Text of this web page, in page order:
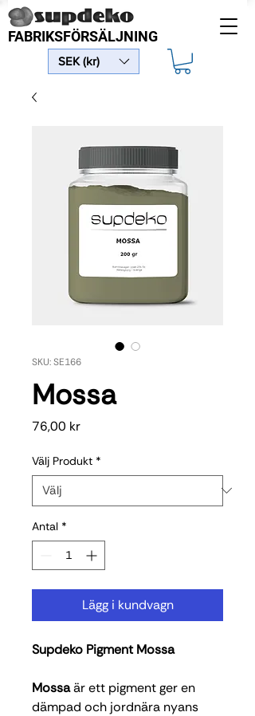
SEK (kr)
FABRIKSFÖRSÄLJNING
SKU: SE166
Mossa
76,00 krPris
Välj Produkt *
Antal *
Lägg i kundvagn
Supdeko Pigment Mossa
Mossaär ett pigment ger en
dämpad och jordnära nyans